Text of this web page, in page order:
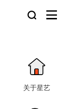
关于星艺